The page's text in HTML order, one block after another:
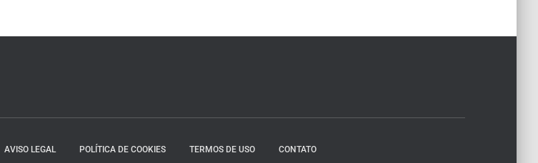
AVISO LEGAL POLÍTICA DE COOKIES TERMOS DE USO CONTATO